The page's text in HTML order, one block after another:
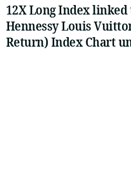
12X Long Index
Hennessy Louis
Return) Index Chart